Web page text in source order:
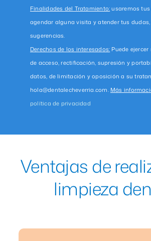
Finalidades del Tratamiento:usaremos
agendar alguna visita y atender tus
sugerencias.
Derechos de los interesados: Puede
de acceso, rectificación, supresión y
datos, de limitación y oposición a su
hola@dentalecheverria.com. Más
política de privacidad
Ventajas de
limpieza